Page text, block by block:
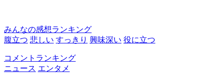
みんなの感想ランキング
腹立つ 悲しい すっきり 興味深い 役に立つ
コメントランキング
ニュース エンタメ